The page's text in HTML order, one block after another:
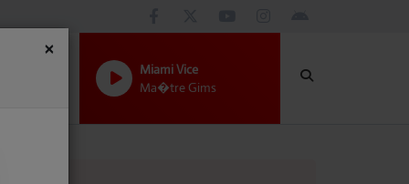
Miami Vice
Ma�tre Gims
×